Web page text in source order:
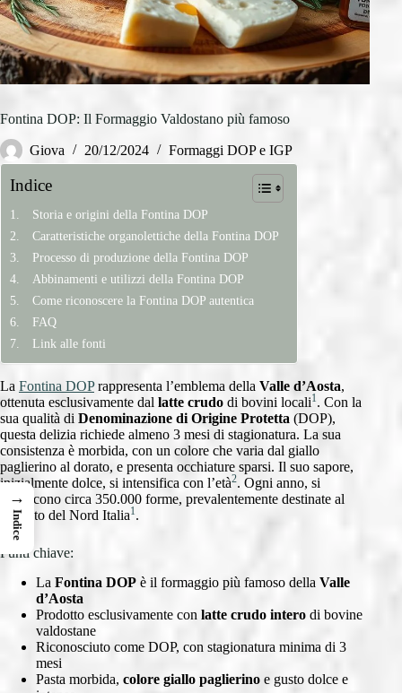
Fontina DOP: Il Formaggio Valdostano più famoso
Giova 20/12/2024 Formaggi DOP e IGP
Indice
Storia e origini della Fontina DOP
Caratteristiche organolettiche della Fontina DOP
Processo di produzione della Fontina DOP
Abbinamenti e utilizzi della Fontina DOP
Come riconoscere la Fontina DOP autentica
FAQ
Link alle fonti
La Fontina DOPrappresenta l’emblema della Valle d’Aosta,
ottenuta esclusivamente dal latte crudo di bovini locali1. Con la
sua qualità di Denominazione di Origine Protetta (DOP),
questa delizia richiede almeno 3 mesi di stagionatura. La sua
consistenza è morbida, con un colore che varia dal giallo
paglierino al dorato, e presenta occhiature sparsi. Il suo sapore,
inizialmente dolce, si intensifica con l’età2. Ogni anno, si
producono circa 350.000 forme, prevalentemente destinate al
mercato del Nord Italia1.
Punti chiave:
La Fontina DOP è il formaggio più famoso della Valle
d’Aosta
Prodotto esclusivamente con latte crudo intero di bovine
valdostane
Riconosciuto come DOP, con stagionatura minima di 3
mesi
Pasta morbida, colore giallo paglierino e gusto dolce e
→
Indice